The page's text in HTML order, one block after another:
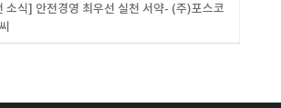
소식] 안전경영 최우선 실천 서약- (주)포스코